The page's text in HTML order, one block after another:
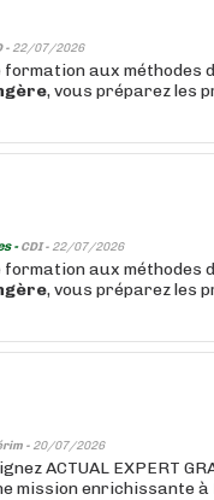
- 22/07/2026
aux méthodes
, vous préparez les
-CDI - 22/07/2026
aux méthodes
, vous préparez les
- 20/07/2026
ACTUAL EXPERT
mission enrichissante à